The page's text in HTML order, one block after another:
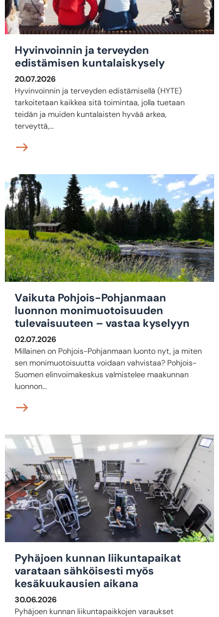
Hyvinvoinnin ja terveyden
edistämisen kuntalaiskysely
20.07.2026
Hyvinvoinnin ja terveyden edistämisellä (HYTE)
tarkoitetaan kaikkea sitä toimintaa, jolla tuetaan
teidän ja muiden kuntalaisten hyvää arkea,
terveyttä,...
Vaikuta Pohjois-Pohjanmaan
luonnon monimuotoisuuden
tulevaisuuteen – vastaa kyselyyn
02.07.2026
Millainen on Pohjois-Pohjanmaan luonto nyt, ja miten
sen monimuotoisuutta voidaan vahvistaa? Pohjois-
Suomen elinvoimakeskus valmistelee maakunnan
luonnon...
Pyhäjoen kunnan liikuntapaikat
varataan sähköisesti myös
kesäkuukausien aikana
30.06.2026
Pyhäjoen kunnan liikuntapaikkojen varaukset